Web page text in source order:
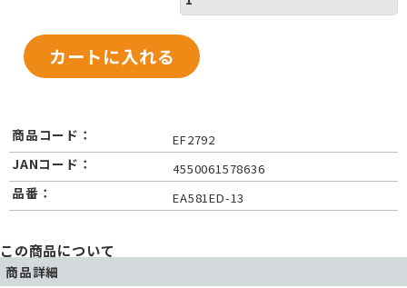
商品コード： EF2792
JANコード： 4550061578636
品番： EA581ED-13
この商品について
商品詳細